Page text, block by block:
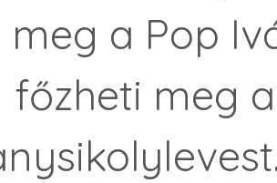
a Pop
főzheti meg